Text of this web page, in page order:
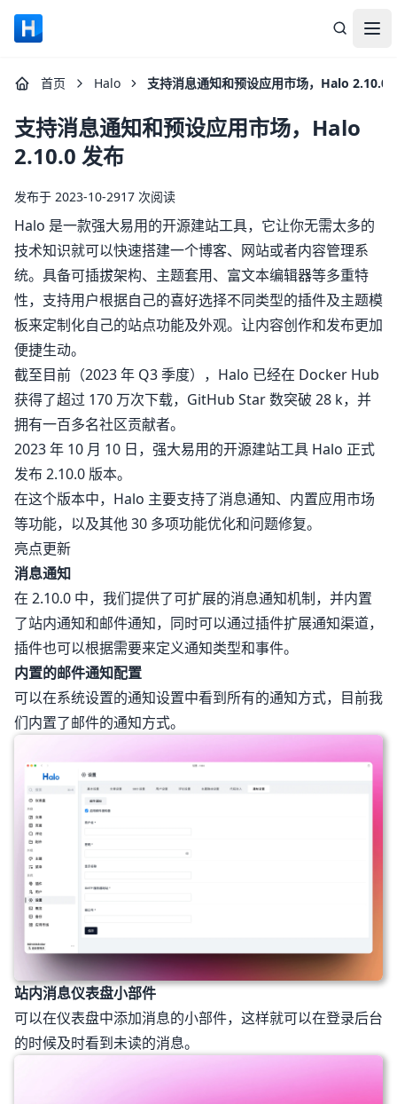
Halo 演示站点
打
首页 Halo 支持消息通知和预设应用市场，Halo 2.10.0
支持消息通知和预设应用市场，Halo
2.10.0 发布
发布于 2023-10-2917 次阅读
Halo 是一款强大易用的开源建站工具，它让你无需太多的
技术知识就可以快速搭建一个博客、网站或者内容管理系
统。具备可插拔架构、主题套用、富文本编辑器等多重特
性，支持用户根据自己的喜好选择不同类型的插件及主题模
板来定制化自己的站点功能及外观。让内容创作和发布更加
便捷生动。
截至目前（2023 年 Q3 季度），Halo 已经在 Docker Hub
获得了超过 170 万次下载，GitHub Star 数突破 28 k，并
拥有一百多名社区贡献者。
2023 年 10 月 10 日，强大易用的开源建站工具 Halo 正式
发布 2.10.0 版本。
在这个版本中，Halo 主要支持了消息通知、内置应用市场
等功能，以及其他 30 多项功能优化和问题修复。
亮点更新
消息通知
在 2.10.0 中，我们提供了可扩展的消息通知机制，并内置
了站内通知和邮件通知，同时可以通过插件扩展通知渠道，
插件也可以根据需要来定义通知类型和事件。
内置的邮件通知配置
可以在系统设置的通知设置中看到所有的通知方式，目前我
们内置了邮件的通知方式。
站内消息仪表盘小部件
可以在仪表盘中添加消息的小部件，这样就可以在登录后台
的时候及时看到未读的消息。